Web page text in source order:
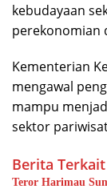
kebudayaan
perekonomian
Kementerian
mengawal
mampu
sektor
Berita Terkait
Teror Harimau